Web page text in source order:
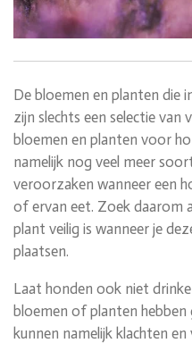
De bloemen en planten die
zijn slechts een selectie
bloemen en planten voor
namelijk nog veel meer
veroorzaken wanneer een
of ervan eet. Zoek daarom
plant veilig is wanneer je
plaatsen.
Laat honden ook niet
bloemen of planten
kunnen namelijk klachten